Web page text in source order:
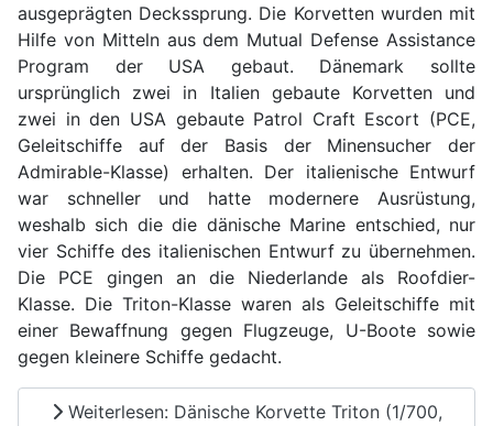
ausgeprägten Deckssprung. Die Korvetten wurden mit
Hilfe von Mitteln aus dem Mutual Defense Assistance
Program der USA gebaut. Dänemark sollte
ursprünglich zwei in Italien gebaute Korvetten und
zwei in den USA gebaute Patrol Craft Escort (PCE,
Geleitschiffe auf der Basis der Minensucher der
Admirable-Klasse) erhalten. Der italienische Entwurf
war schneller und hatte modernere Ausrüstung,
weshalb sich die die dänische Marine entschied, nur
vier Schiffe des italienischen Entwurf zu übernehmen.
Die PCE gingen an die Niederlande als Roofdier-
Klasse. Die Triton-Klasse waren als Geleitschiffe mit
einer Bewaffnung gegen Flugzeuge, U-Boote sowie
gegen kleinere Schiffe gedacht.
Weiterlesen: Dänische Korvette Triton (1/700,